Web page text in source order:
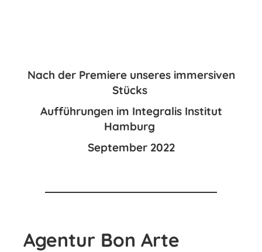
Nach der Premiere unseres immersiven
Stücks
Aufführungen im Integralis Institut
Hamburg
September 2022
Agentur Bon Arte